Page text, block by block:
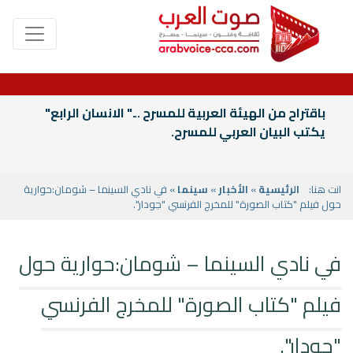
باقتراح من الهيئة العربية للمسرح ..." الانسان الرابع"
يكتب البيان العربي للمسرح.
انت هنا: الرئيسية» الأخبار» سينما» في نادي السينما – شومان:حوارية
حول فيلم "كتاب الصورة" للمخرج الفرنسي "جودار".
في نادي السينما – شومان:حوارية حول
فيلم "كتاب الصورة" للمخرج الفرنسي